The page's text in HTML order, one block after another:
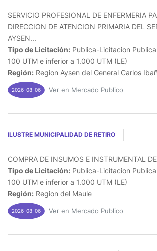
SERVICIO PROFESIONAL DE ENFERMERIA
DIRECCION DE ATENCION PRIMARIA DEL
AYSEN...
Tipo de Licitación: Publica-Licitacion
100 UTM e inferior a 1.000 UTM (LE)
Región: Region Aysen del General Carlos
2026-08-06 Ver en Mercado Publico
ILUSTRE MUNICIPALIDAD DE RETIRO
COMPRA DE INSUMOS E INSTRUMENTAL
Tipo de Licitación: Publica-Licitacion
100 UTM e inferior a 1.000 UTM (LE)
Región: Region del Maule
2026-08-06 Ver en Mercado Publico